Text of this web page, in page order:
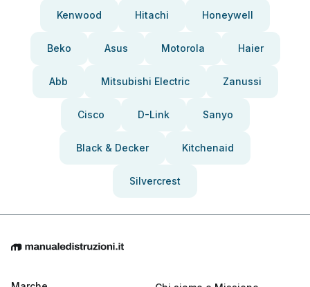
Kenwood Hitachi Honeywell
Beko Asus Motorola Haier
Abb Mitsubishi Electric Zanussi
Cisco D-Link Sanyo
Black & Decker Kitchenaid
Silvercrest